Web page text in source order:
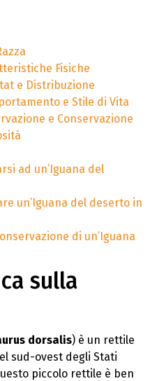
Fisiche
e Distribuzione
e Stile di Vita
e Conservazione
ad un’Iguana del
un’Iguana del deserto in
di un’Iguana
sulla
dorsalis) è un rettile
sud-ovest degli Stati
piccolo rettile è ben